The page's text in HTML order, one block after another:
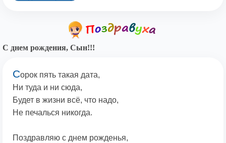
С днем рождения, Сын!!!
Сорок пять такая дата,
Ни туда и ни сюда,
Будет в жизни всё, что надо,
Не печалься никогда.
Поздравляю с днем рожденья,